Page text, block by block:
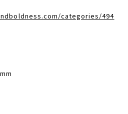
categories/494